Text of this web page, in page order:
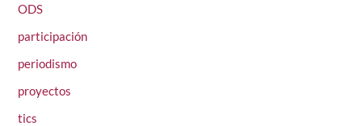
ODS
participación
periodismo
proyectos
tics